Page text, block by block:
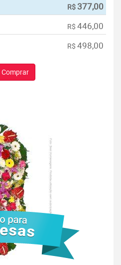
R$ 377,00
R$ 446,00
R$ 498,00
Comprar